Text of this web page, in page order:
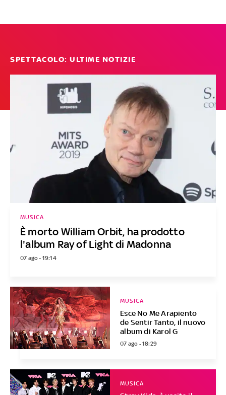
SPETTACOLO: ULTIME NOTIZIE
È morto William Orbit, ha prodotto
l'album Ray of Light di Madonna
MUSICA
07 ago - 19:14
Esce No Me Arapiento
de Sentir Tanto, il nuovo
album di Karol G
MUSICA
07 ago - 18:29
MUSICA